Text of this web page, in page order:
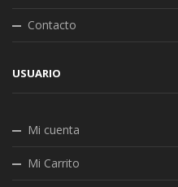
Contacto
USUARIO
Mi cuenta
Mi Carrito